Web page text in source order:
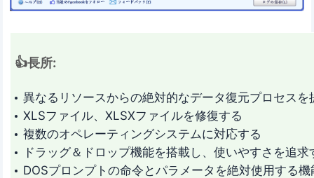
👍長所:
異なるリソースからの絶対的なデータ復元プロセスを
XLSファイル、XLSXファイルを修復する
複数のオペレーティングシステムに対応する
ドラッグ＆ドロップ機能を搭載し、使いやすさを追求
DOSプロンプトの命令とパラメータを絶対使用する機